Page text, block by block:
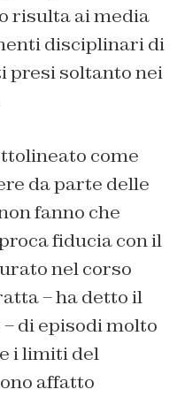
risulta ai media
disciplinari di
presi soltanto nei
come
da parte delle
fanno che
fiducia con il
nel corso
– ha detto il
di episodi molto
i limiti del
affatto